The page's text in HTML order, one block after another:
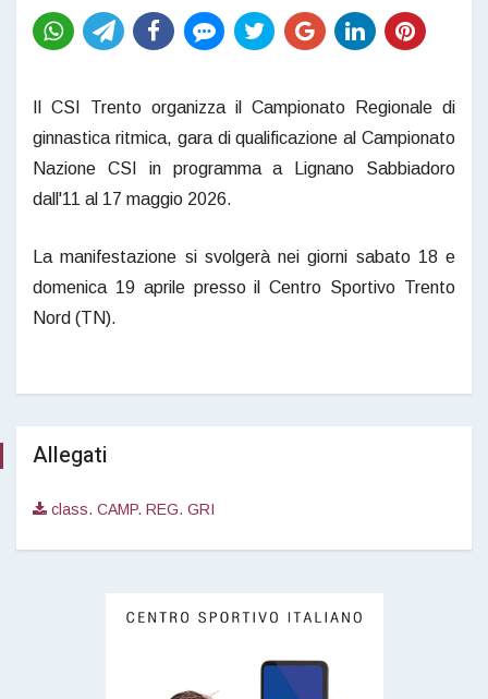
Il CSI Trento organizza il Campionato Regionale di
ginnastica ritmica, gara di qualificazione al Campionato
Nazione CSI in programma a Lignano Sabbiadoro
dall'11 al 17 maggio 2026.
La manifestazione si svolgerà nei giorni sabato 18 e
domenica 19 aprile presso il Centro Sportivo Trento
Nord (TN).
Allegati
class. CAMP. REG. GRI